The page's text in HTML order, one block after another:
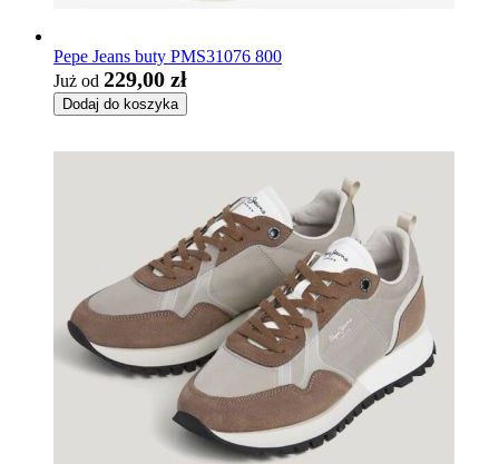
Pepe Jeans buty PMS31076 800
Już od 229,00 zł
Dodaj do koszyka